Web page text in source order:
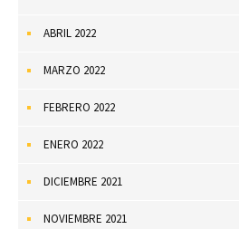
ABRIL 2022
MARZO 2022
FEBRERO 2022
ENERO 2022
DICIEMBRE 2021
NOVIEMBRE 2021